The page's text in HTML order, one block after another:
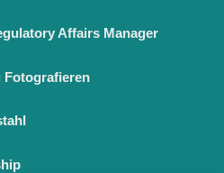
Affairs Manager
Fotografieren